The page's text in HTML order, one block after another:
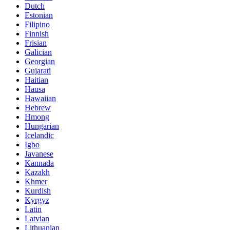
Dutch
Estonian
Filipino
Finnish
Frisian
Galician
Georgian
Gujarati
Haitian
Hausa
Hawaiian
Hebrew
Hmong
Hungarian
Icelandic
Igbo
Javanese
Kannada
Kazakh
Khmer
Kurdish
Kyrgyz
Latin
Latvian
Lithuanian